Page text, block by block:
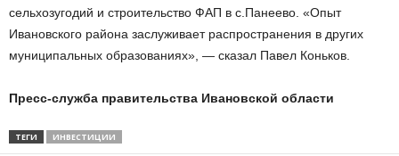
сельхозугодий и строительство ФАП в с.Панеево. «Опыт
Ивановского района заслуживает распространения в других
муниципальных образованиях», — сказал Павел Коньков.
Пресс-служба правительства Ивановской области
ТЕГИ ИНВЕСТИЦИИ